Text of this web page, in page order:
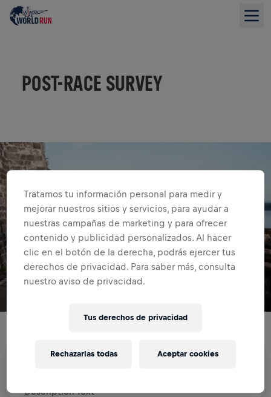
POST-RACE SURVEY
Description Text
Tratamos tu información personal para medir y
mejorar nuestros sitios y servicios, para ayudar a
nuestras campañas de marketing y para ofrecer
contenido y publicidad personalizados. Al hacer
clic en el botón de la derecha, podrás ejercer tus
derechos de privacidad. Para saber más, consulta
nuestro aviso de privacidad.
Tus derechos de privacidad
Rechazarlas todas Aceptar cookies